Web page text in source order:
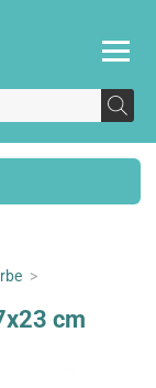
>
cm